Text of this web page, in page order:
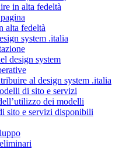
in alta fedeltà
alta fedeltà
system .italia
design system
al design system .italia
di sito e servizi
dei modelli
sito e servizi disponibili